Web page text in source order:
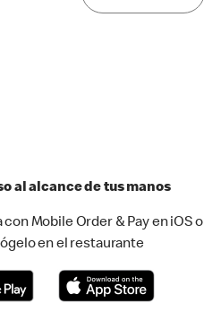
al alcance de tus manos
con Mobile Order & Pay en iOS o
en el restaurante